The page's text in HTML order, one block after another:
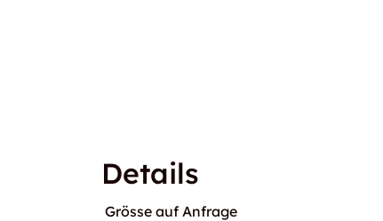
Details
Grösse auf Anfrage